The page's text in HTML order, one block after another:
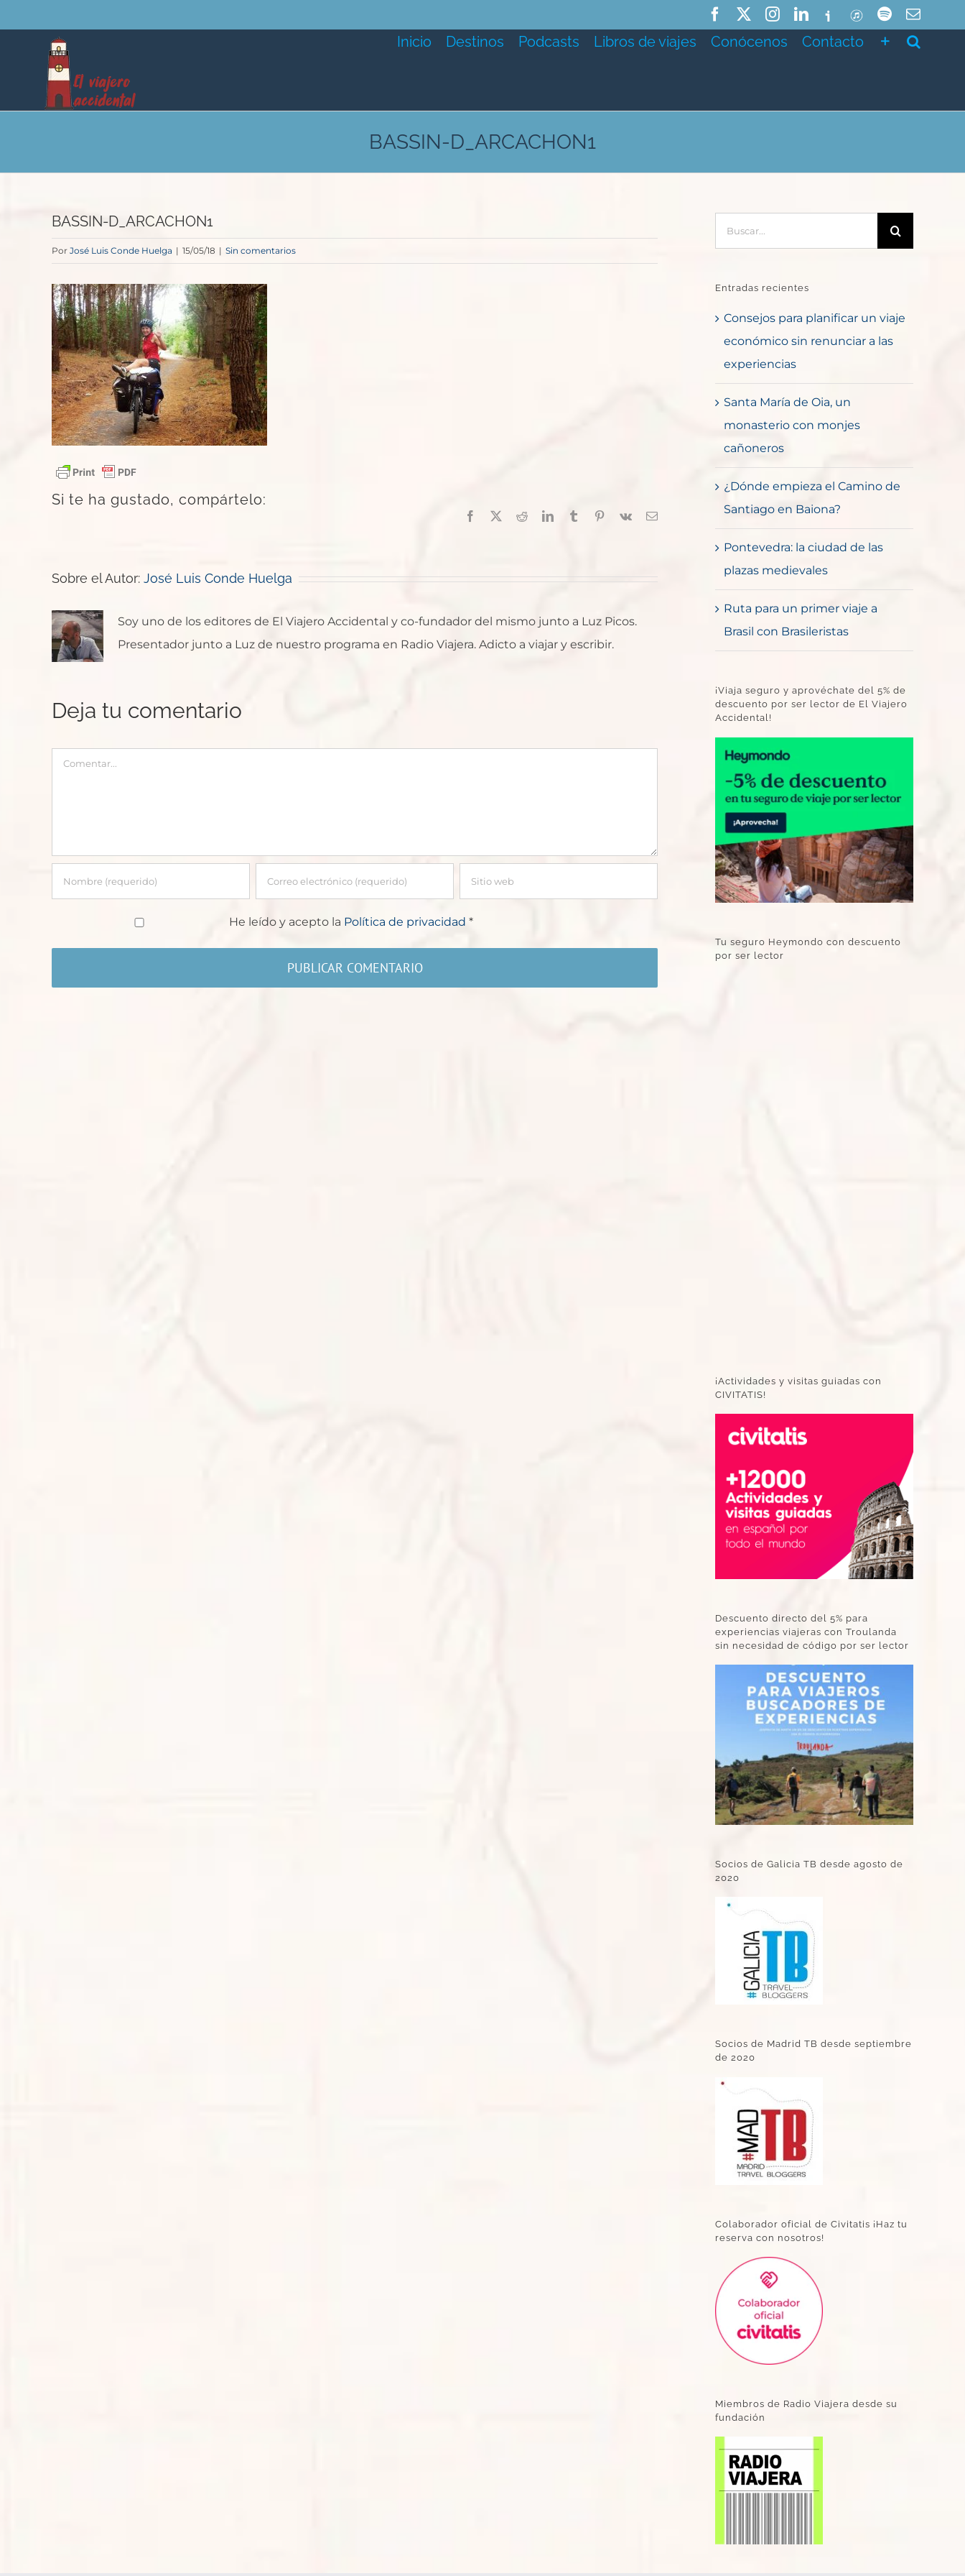
al
contenido
FacebookInstagramLinkedIn
IvooxITunesSpotifyCorreo
Inicio Destinos Podcasts Libros de viajes Conócenos Contacto
BASSIN-D_ARCACHON1
BASSIN-D_ARCACHON1
Por José Luis Conde Huelga | 15/05/18 | Sin comentarios
Si te ha gustado, compártelo:
Facebook RedditLinkedInTumblr Pinterest
Vk
Correo
Sobre el Autor: José Luis Conde Huelga
Soy uno de los editores de El Viajero Accidental y co-fundador del mismo junto a Luz Picos.
Presentador junto a Luz de nuestro programa en Radio Viajera. Adicto a viajar y escribir.
Deja tu comentario
Comentar
He leído y acepto la Política de privacidad*
Entradas recientes
Consejos para planificar un viaje
económico sin renunciar a las
experiencias
Santa María de Oia, un
monasterio con monjes
cañoneros
¿Dónde empieza el Camino de
Santiago en Baiona?
Pontevedra: la ciudad de las
plazas medievales
Ruta para un primer viaje a
Brasil con Brasileristas
¡Viaja seguro y aprovéchate del 5% de
descuento por ser lector de El Viajero
Accidental!
Tu seguro Heymondo con descuento
por ser lector
¡Actividades y visitas guiadas con
CIVITATIS!
Descuento directo del 5% para
experiencias viajeras con Troulanda
sin necesidad de código por ser lector
Socios de Galicia TB desde agosto de
2020
Socios de Madrid TB desde septiembre
de 2020
Colaborador oficial de Civitatis ¡Haz tu
reserva con nosotros!
Miembros de Radio Viajera desde su
fundación